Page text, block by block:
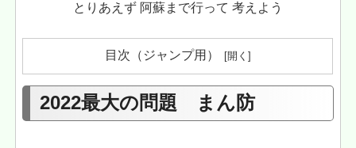
とりあえず 阿蘇まで行って 考えよう
目次（ジャンプ用）
2022最大の問題 まん防